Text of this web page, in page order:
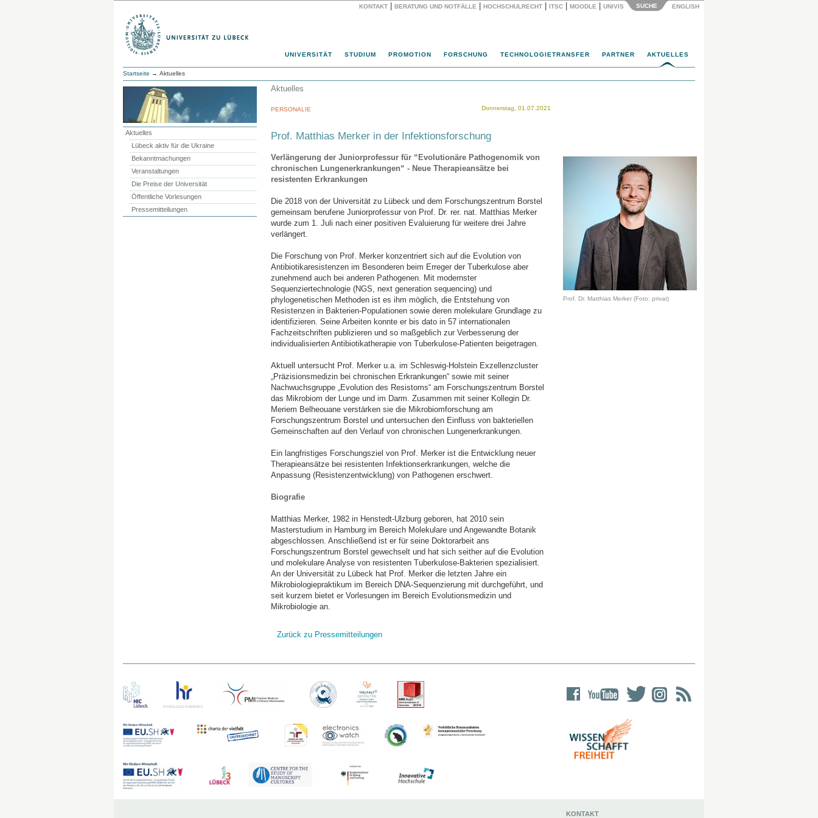
KONTAKT BERATUNG UND NOTFÄLLE HOCHSCHULRECHT ITSC MOODLE UNIVIS SUCHE ENGLISH
UNIVERSITÄT STUDIUM PROMOTION FORSCHUNG TECHNOLOGIETRANSFER PARTNER AKTUELLES
Startseite → Aktuelles
Aktuelles
Lübeck aktiv für die Ukraine
Bekanntmachungen
Veranstaltungen
Die Preise der Universität
Öffentliche Vorlesungen
Pressemitteilungen
Aktuelles
Donnerstag, 01.07.2021
PERSONALIE
Prof. Matthias Merker in der Infektionsforschung
Verlängerung der Juniorprofessur für “Evolutionäre Pathogenomik von
chronischen Lungenerkrankungen“ - Neue Therapieansätze bei
resistenten Erkrankungen
Die 2018 von der Universität zu Lübeck und dem Forschungszentrum Borstel
gemeinsam berufene Juniorprofessur von Prof. Dr. rer. nat. Matthias Merker
wurde zum 1. Juli nach einer positiven Evaluierung für weitere drei Jahre
verlängert.
Die Forschung von Prof. Merker konzentriert sich auf die Evolution von
Antibiotikaresistenzen im Besonderen beim Erreger der Tuberkulose aber
zunehmend auch bei anderen Pathogenen. Mit modernster
Sequenziertechnologie (NGS, next generation sequencing) und
phylogenetischen Methoden ist es ihm möglich, die Entstehung von
Resistenzen in Bakterien-Populationen sowie deren molekulare Grundlage zu
identifizieren. Seine Arbeiten konnte er bis dato in 57 internationalen
Fachzeitschriften publizieren und so maßgeblich zur Verbesserung der
individualisierten Antibiotikatherapie von Tuberkulose-Patienten beigetragen.
Aktuell untersucht Prof. Merker u.a. im Schleswig-Holstein Exzellenzcluster
„Präzisionsmedizin bei chronischen Erkrankungen“ sowie mit seiner
Nachwuchsgruppe „Evolution des Resistoms“ am Forschungszentrum Borstel
das Mikrobiom der Lunge und im Darm. Zusammen mit seiner Kollegin Dr.
Meriem Belheouane verstärken sie die Mikrobiomforschung am
Forschungszentrum Borstel und untersuchen den Einfluss von bakteriellen
Gemeinschaften auf den Verlauf von chronischen Lungenerkrankungen.
Ein langfristiges Forschungsziel von Prof. Merker ist die Entwicklung neuer
Therapieansätze bei resistenten Infektionserkrankungen, welche die
Anpassung (Resistenzentwicklung) von Pathogenen erschwert.
Biografie
Matthias Merker, 1982 in Henstedt-Ulzburg geboren, hat 2010 sein
Masterstudium in Hamburg im Bereich Molekulare und Angewandte Botanik
abgeschlossen. Anschließend ist er für seine Doktorarbeit ans
Forschungszentrum Borstel gewechselt und hat sich seither auf die Evolution
und molekulare Analyse von resistenten Tuberkulose-Bakterien spezialisiert.
An der Universität zu Lübeck hat Prof. Merker die letzten Jahre ein
Mikrobiologiepraktikum im Bereich DNA-Sequenzierung mit durchgeführt, und
seit kurzem bietet er Vorlesungen im Bereich Evolutionsmedizin und
Mikrobiologie an.
Zurück zu Pressemitteilungen
Prof. Dr. Matthias Merker (Foto: privat)
KONTAKT